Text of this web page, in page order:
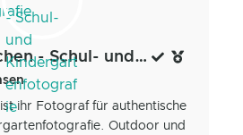
Kleine Sternchen - Schul- und Kindergartenfotografie
ihr Fotograf für authentische
Outdoor und